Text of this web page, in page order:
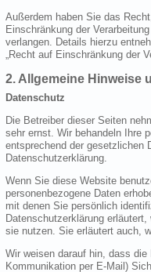
Außerdem haben Sie das
Einschränkung der
verlangen. Details hierzu
„Recht auf Einschränkung der
2. Allgemeine Hinweise
Datenschutz
Die Betreiber dieser Seiten
sehr ernst. Wir behandeln Ihre
entsprechend der gesetzlichen
Datenschutzerklärung.
Wenn Sie diese Website
personenbezogene Daten
mit denen Sie persönlich
Datenschutzerklärung
sie nutzen. Sie erläutert auch,
Wir weisen darauf hin, dass
Kommunikation per E-Mail)